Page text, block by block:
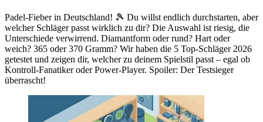
Padel-Fieber in Deutschland! 🎾 Du willst endlich durchstarten, aber
welcher Schläger passt wirklich zu dir? Die Auswahl ist riesig, die
Unterschiede verwirrend. Diamantform oder rund? Hart oder
weich? 365 oder 370 Gramm? Wir haben die 5 Top-Schläger 2026
getestet und zeigen dir, welcher zu deinem Spielstil passt – egal ob
Kontroll-Fanatiker oder Power-Player. Spoiler: Der Testsieger
überrascht!